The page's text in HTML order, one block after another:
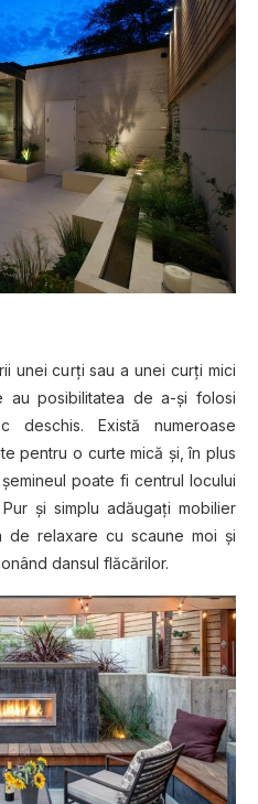
unei curţi sau a unei curţi mici
posibilitatea de a-şi folosi
deschis. Există numeroase
pentru o curte mică şi, în plus
poate fi centrul locului
şi simplu adăugaţi mobilier
de relaxare cu scaune moi şi
dansul flăcărilor.